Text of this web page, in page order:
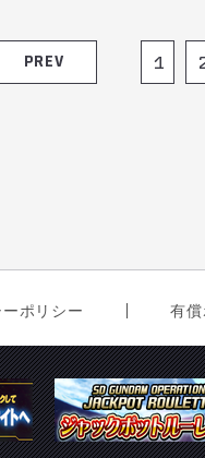
PREV 1
ポリシー 有